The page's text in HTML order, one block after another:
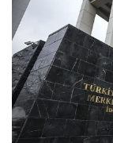
İş İlanları
Seri İlanlar
İngiltere